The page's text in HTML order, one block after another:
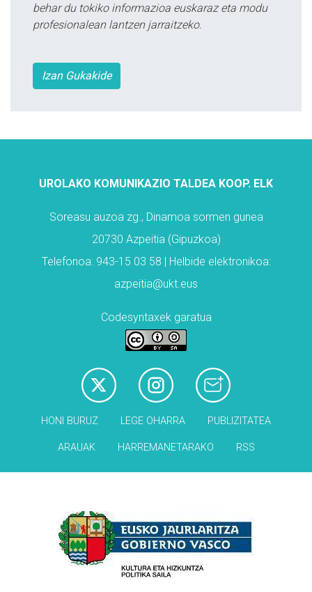
behar du tokiko informazioa euskaraz eta modu
profesionalean lantzen jarraitzeko.
Izan Gukakide
UROLAKO KOMUNIKAZIO TALDEA KOOP. ELK
Soreasu auzoa zg., Dinamoa sormen gunea
20730 Azpeitia (Gipuzkoa)
Telefonoa: 943-15 03 58 | Helbide elektronikoa:
azpeitia@ukt.eus
Codesyntaxek garatua
HONI BURUZ LEGE OHARRA PUBLIZITATEA
ARAUAK HARREMANETARAKO RSS